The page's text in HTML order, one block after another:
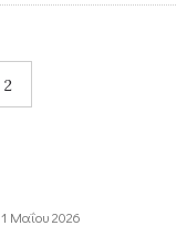
2
1 Μαΐου 2026